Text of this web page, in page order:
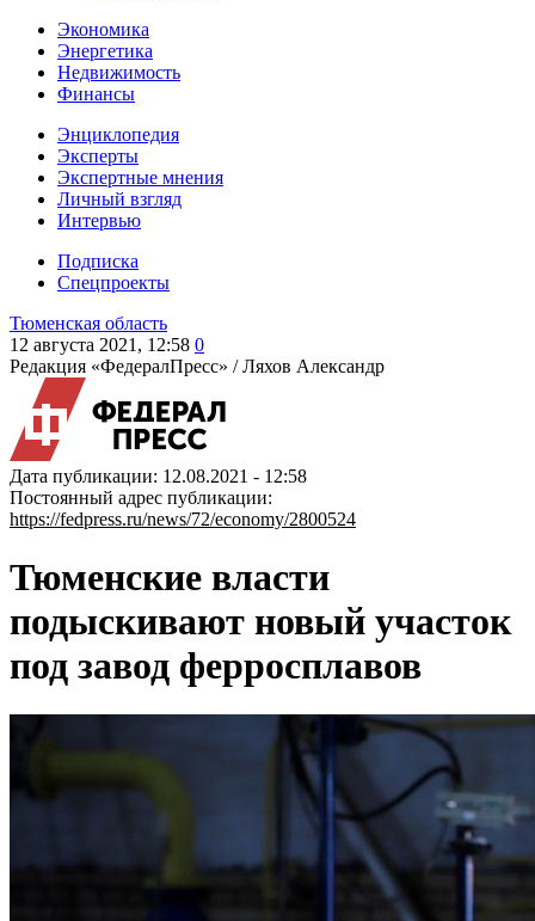
Экономика
Энергетика
Недвижимость
Финансы
Энциклопедия
Эксперты
Экспертные мнения
Личный взгляд
Интервью
Подписка
Спецпроекты
Тюменская область
12 августа 2021, 12:58 0
Редакция «ФедералПресс» /Ляхов Александр
Дата публикации: 12.08.2021 - 12:58
Постоянный адрес публикации:
https://fedpress.ru/news/72/economy/2800524
Тюменские власти
подыскивают новый участок
под завод ферросплавов